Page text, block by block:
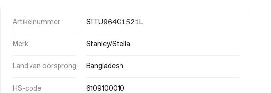
Artikelnummer STTU964C1521L
Merk Stanley/Stella
Land van oorsprong Bangladesh
HS-code 6109100010